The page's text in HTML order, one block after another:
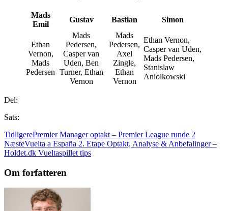
Mads
Emil
Gustav Bastian Simon
Ethan
Vernon,
Mads
Pedersen
Mads
Pedersen,
Casper van
Uden, Ben
Turner, Ethan
Vernon
Mads
Pedersen,
Axel
Zingle,
Ethan
Vernon
Ethan Vernon,
Casper van Uden,
Mads Pedersen,
Stanislaw
Aniolkowski
Del:
Sats:
TidligerePremier Manager optakt – Premier League runde 2
NæsteVuelta a España 2. Etape Optakt, Analyse & Anbefalinger –
Holdet.dk Vueltaspillet tips
Om forfatteren